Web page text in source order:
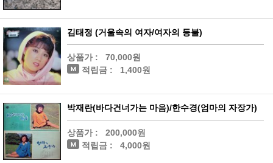
김태정 (거울속의 여자/여자의 등불)
상품가 :
70,000원
적립금 :
1,400원
박재란(바다건너가는 마음)/한수경(엄마의 자장가)
상품가 :
200,000원
적립금 :
4,000원